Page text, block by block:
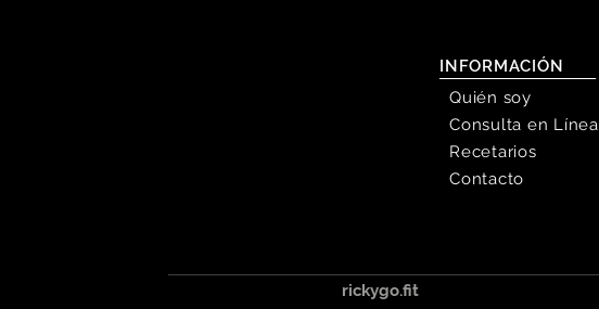
INFORMACIÓN
Quién soy
Consulta en Línea
Recetarios
Contacto
rickygo.fit